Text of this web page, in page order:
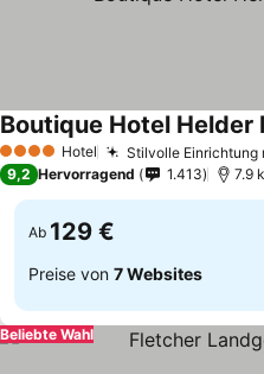
4 Sterne Hotel Stilvolle Einrichtung
Boutique Hotel Helder
9,2 Hervorragend 1.413 7.9
Ab 129 €
Preise von 7 Websites
Beliebte Wahl